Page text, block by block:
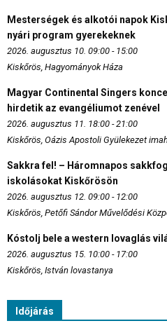
Mesterségek és alkotói napok
nyári program gyerekeknek
2026. augusztus 10. 09:00 - 15:00
Kiskőrös, Hagyományok Háza
Magyar Continental Singers
hirdetik az evangéliumot zenével
2026. augusztus 11. 18:00 - 21:00
Kiskőrös, Oázis Apostoli Gyülekezet
Sakkra fel! – Háromnapos
iskolásokat Kiskőrösön
2026. augusztus 12. 09:00 - 12:00
Kiskőrös, Petőfi Sándor Művelődési
Kóstolj bele a western lovaglás
2026. augusztus 15. 10:00 - 17:00
Kiskőrös, István lovastanya
Időjárás